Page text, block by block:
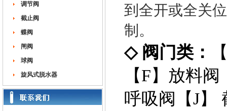
调节阀
截止阀
蝶阀
闸阀
球阀
旋风式脱水器
到全开或全关
制。
◇ 阀门类：
【F】 放料阀
呼吸阀
【J】